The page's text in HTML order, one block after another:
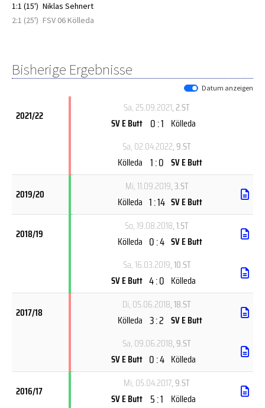
1:1 (15') Niklas Sehnert
2:1 (25') FSV 06 Kölleda
Bisherige Ergebnisse
Datum anzeigen
2021/22
Sa, 25.09.2021, 2.ST
SV E Butt 0 : 1 Kölleda
Sa, 02.04.2022, 9.ST
Kölleda 1 : 0 SV E Butt
2019/20
Mi, 11.09.2019, 3.ST
Kölleda 1 : 14 SV E Butt
2018/19
So, 19.08.2018, 1.ST
Kölleda 0 : 4 SV E Butt
Sa, 16.03.2019, 10.ST
SV E Butt 4 : 0 Kölleda
2017/18
Di, 05.06.2018, 18.ST
Kölleda 3 : 2 SV E Butt
Sa, 09.06.2018, 9.ST
SV E Butt 0 : 4 Kölleda
2016/17
Mi, 05.04.2017, 9.ST
SV E Butt 5 : 1 Kölleda